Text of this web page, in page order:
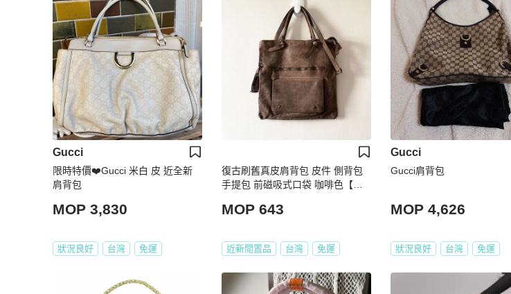
Gucci
限時特價❤️Gucci 米白 皮 近全新
肩背包
MOP 3,830
狀況良好 台灣 免運
復古刷舊真皮肩背包 皮件 側背包
手提包 前磁吸式口袋 咖啡色【壽
MOP 643
近新閒置品 台灣 免運
Gucci
Gucci肩背包
MOP 4,626
狀況良好 台灣 免運